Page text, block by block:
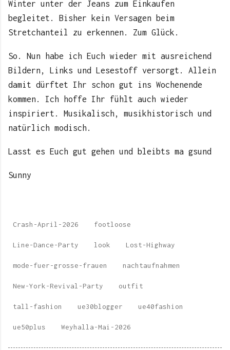
Winter unter der Jeans zum Einkaufen
begleitet. Bisher kein Versagen beim
Stretchanteil zu erkennen. Zum Glück.
So. Nun habe ich Euch wieder mit ausreichend
Bildern, Links und Lesestoff versorgt. Allein
damit dürftet Ihr schon gut ins Wochenende
kommen. Ich hoffe Ihr fühlt auch wieder
inspiriert. Musikalisch, musikhistorisch und
natürlich modisch.
Lasst es Euch gut gehen und bleibts ma gsund
Sunny
Crash-April-2026 footloose
Line-Dance-Party look Lost-Highway
mode-fuer-grosse-frauen nachtaufnahmen
New-York-Revival-Party outfit
tall-fashion ue30blogger ue40fashion
ue50plus Weyhalla-Mai-2026